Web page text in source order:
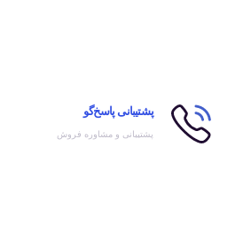
پشتیبانی پاسخ‌گو
پشتیبانی و مشاوره فروش